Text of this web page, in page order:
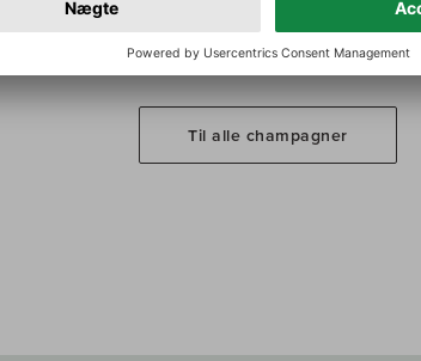
Til alle champagner